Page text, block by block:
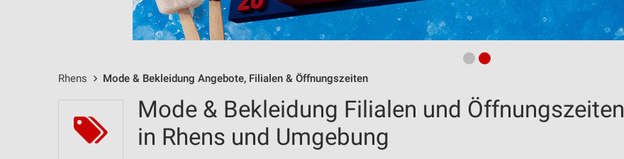
Rhens Mode & Bekleidung Angebote, Filialen & Öffnungszeiten
Mode & Bekleidung Filialen und Öffnungszeiten
in Rhens und Umgebung